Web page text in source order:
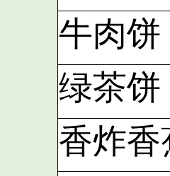
牛肉饼
绿茶饼
香炸香